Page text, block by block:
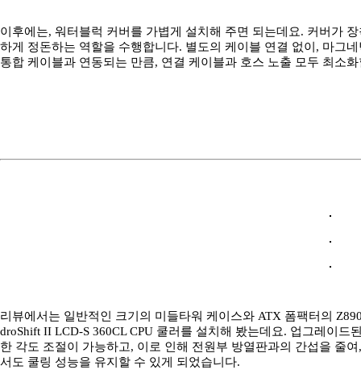
이후에는, 워터블럭 커버를 가볍게 설치해 주면 되는데요. 커버가
하게 정돈하는 역할을 수행합니다. 별도의 케이블 연결 없이, 마그
통합 케이블과 연동되는 만큼, 연결 케이블과 호스 노출 모두 최소
리뷰에서는 일반적인 크기의 미들타워 케이스와 ATX 폼팩터의
droShift II LCD-S 360CL CPU 쿨러를 설치해 봤는데요. 업그레이
한 각도 조절이 가능하고, 이로 인해 전원부 방열판과의 간섭을 줄
서도 쿨링 성능을 유지할 수 있게 되었습니다.